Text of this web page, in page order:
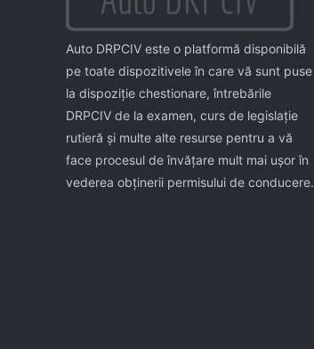
Auto DRPCIV este o platformă disponibilă
pe toate dispozitivele în care vă sunt puse
la dispoziţie chestionare, întrebările
DRPCIV de la examen, curs de legislaţie
rutieră şi multe alte resurse pentru a vă
face procesul de învăţare mult mai uşor în
vederea obţinerii permisului de conducere.